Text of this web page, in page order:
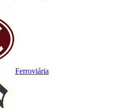
Ferroviária